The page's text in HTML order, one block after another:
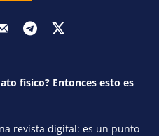
físico? Entonces esto es
revista digital: es un punto